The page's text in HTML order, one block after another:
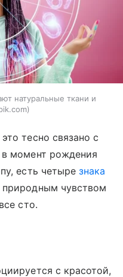
натуральные ткани и
тесно связано с
в момент рождения
есть четырезнака
чувством
сто.
с красотой,